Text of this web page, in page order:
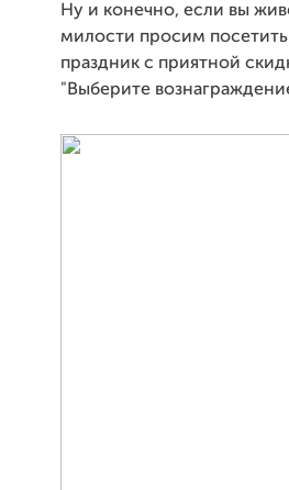
Ну и конечно, если вы
милости просим
праздник с приятной
"Выберите